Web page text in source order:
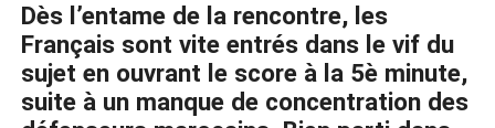
Dès l’entame de la rencontre, les
Français sont vite entrés dans le vif du
sujet en ouvrant le score à la 5è minute,
suite à un manque de concentration des